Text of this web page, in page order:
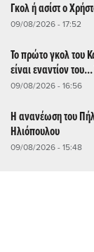
Γκολ ή ασίστ ο
09/08/2026 - 17:52
Το πρώτο γκολ του
είναι εναντίον
09/08/2026 - 16:56
Η ανανέωση του
Ηλιόπουλου
09/08/2026 - 15:48